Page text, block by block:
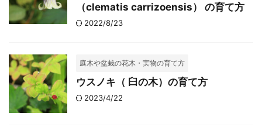
（clematis carrizoensis） の育て方
2022/8/23
庭木や盆栽の花木・実物の育て方
ウスノキ（ 臼の木）の育て方
2023/4/22